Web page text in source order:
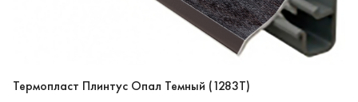
Термопласт Плинтус Опал Темный (1283T)